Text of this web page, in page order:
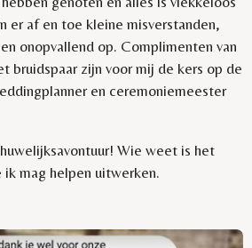
er af en toe kleine misverstanden,
onopvallend op. Complimenten van
bruidspaar zijn voor mij de kers op de
en ceremoniemeester
Wie weet is het
mag helpen uitwerken.